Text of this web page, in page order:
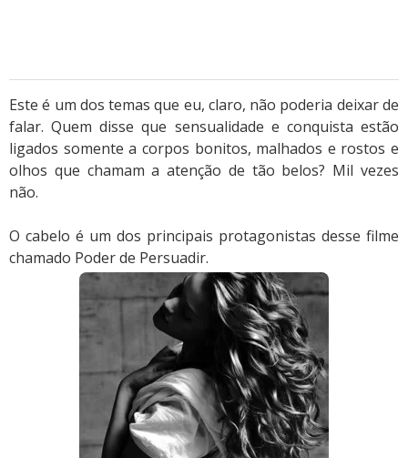
Este é um dos temas que eu, claro, não poderia deixar de
falar. Quem disse que sensualidade e conquista estão
ligados somente a corpos bonitos, malhados e rostos e
olhos que chamam a atenção de tão belos? Mil vezes
não.
O cabelo é um dos principais protagonistas desse filme
chamado Poder de Persuadir.